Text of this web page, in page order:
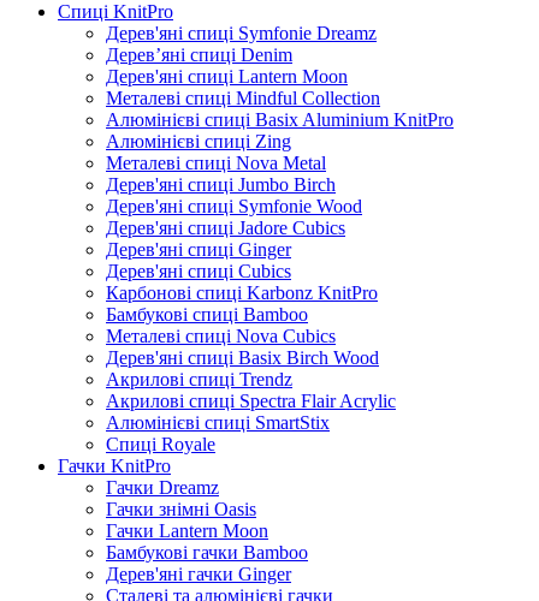
Спиці KnitPro
Дерев'яні спиці Symfonie Dreamz
Дерев’яні спиці Denim
Дерев'яні спиці Lantern Moon
Металеві спиці Mindful Collection
Алюмінієві спиці Basix Aluminium KnitPro
Алюмінієві спиці Zing
Металеві спиці Nova Metal
Дерев'яні спиці Jumbo Birch
Дерев'яні спиці Symfonie Wood
Дерев'яні спиці Jadore Cubics
Дерев'яні спиці Ginger
Дерев'яні спиці Cubics
Карбонові спиці Karbonz KnitPro
Бамбукові спиці Bamboo
Металеві спиці Nova Cubics
Дерев'яні спиці Basix Birch Wood
Акрилові спиці Trendz
Акрилові спиці Spectra Flair Acrylic
Алюмінієві спиці SmartStix
Спиці Royale
Гачки KnitPro
Гачки Dreamz
Гачки знімні Oasis
Гачки Lantern Moon
Бамбукові гачки Bamboo
Дерев'яні гачки Ginger
Сталеві та алюмінієві гачки